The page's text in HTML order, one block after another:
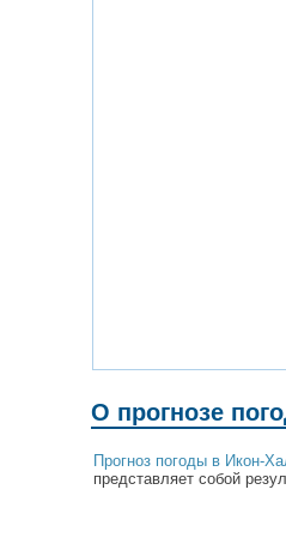
О прогнозе
Прогноз погоды в Икон-
представляет собой